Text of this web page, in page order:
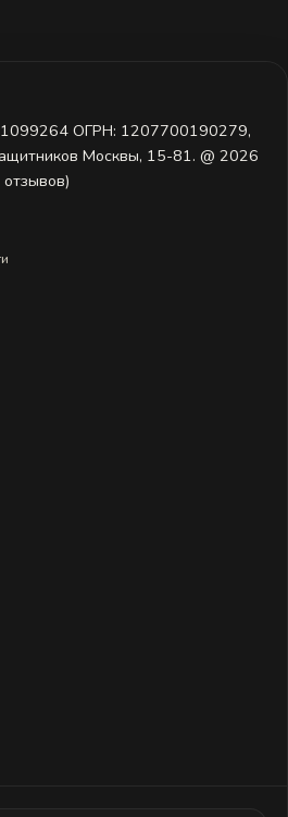
ОГРН: 1207700190279,
Москвы, 15-81. @ 2026 ㅤ
отзывов)